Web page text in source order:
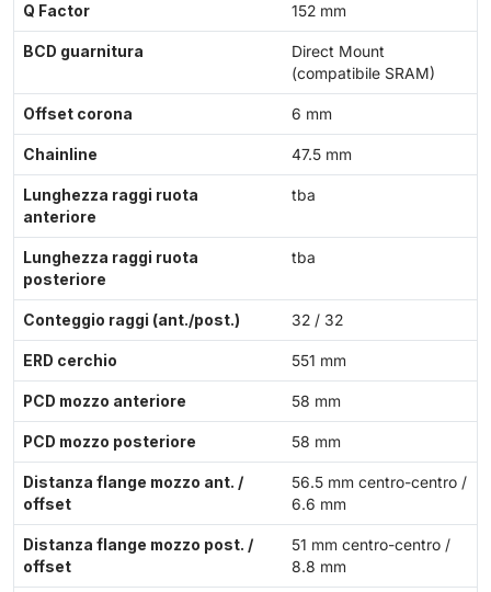
Q Factor 152 mm
BCD guarnitura
Direct Mount
(compatibile SRAM)
Offset corona 6 mm
Chainline 47.5 mm
Lunghezza raggi ruota
anteriore
tba
Lunghezza raggi ruota
posteriore
tba
Conteggio raggi (ant./post.) 32 / 32
ERD cerchio 551 mm
PCD mozzo anteriore 58 mm
PCD mozzo posteriore 58 mm
Distanza flange mozzo ant. /
offset
56.5 mm centro-centro /
6.6 mm
Distanza flange mozzo post. /
offset
51 mm centro-centro /
8.8 mm